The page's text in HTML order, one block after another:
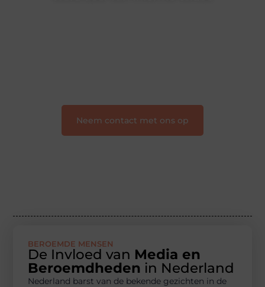
Neem contact met ons op
BEROEMDE MENSEN
De Invloed van Media en
Beroemdheden in Nederland
Nederland barst van de bekende gezichten in de